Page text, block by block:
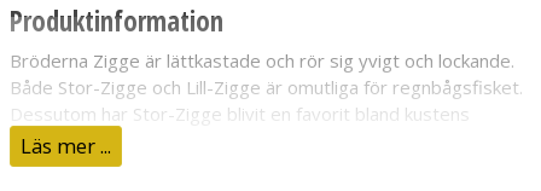
Produktinformation
Bröderna Zigge är lättkastade och rör sig yvigt och lockande.
Både Stor-Zigge och Lill-Zigge är omutliga för regnbågsfisket.
Dessutom har Stor-Zigge blivit en favorit bland kustens
havsöringsfiskare, medan Lill-Zigge har visat sig vara grym för
exempelvis abborre och öring. Finns i flera frestande färger.
Läs mer ...